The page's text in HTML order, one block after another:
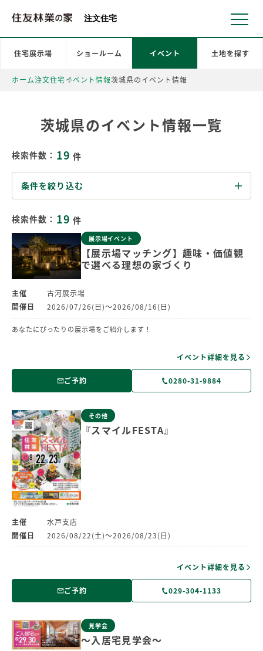
注文住宅
ホーム注文住宅イベント情報茨城県のイベント情報
住宅展示場 ショールーム イベント 土地を探す
茨城県のイベント情報一覧
検索件数： 19 件
条件を絞り込む
検索件数： 19 件
展示場イベント
【展示場マッチング】趣味・価値観
で選べる理想の家づくり
主催
古河展示場
開催日
2026/07/26(日)～2026/08/16(日)
あなたにぴったりの展示場をご紹介します！
イベント詳細を見る
ご予約 0280-31-9884
その他
『スマイルFESTA』
主催
水戸支店
開催日
2026/08/22(土)～2026/08/23(日)
イベント詳細を見る
ご予約 029-304-1133
見学会
～入居宅見学会～